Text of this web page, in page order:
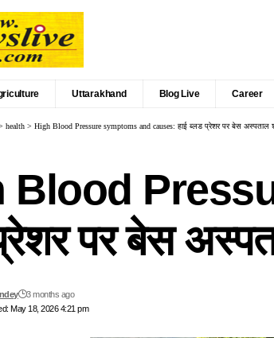
Uttarakhand Blog Live Career
health > High Blood Pressure symptoms and causes: हाई ब्लड प्रेशर पर बेस अस्पताल
Blood
पर बेस
May 18, 2026 4:21 pm
3 months ago